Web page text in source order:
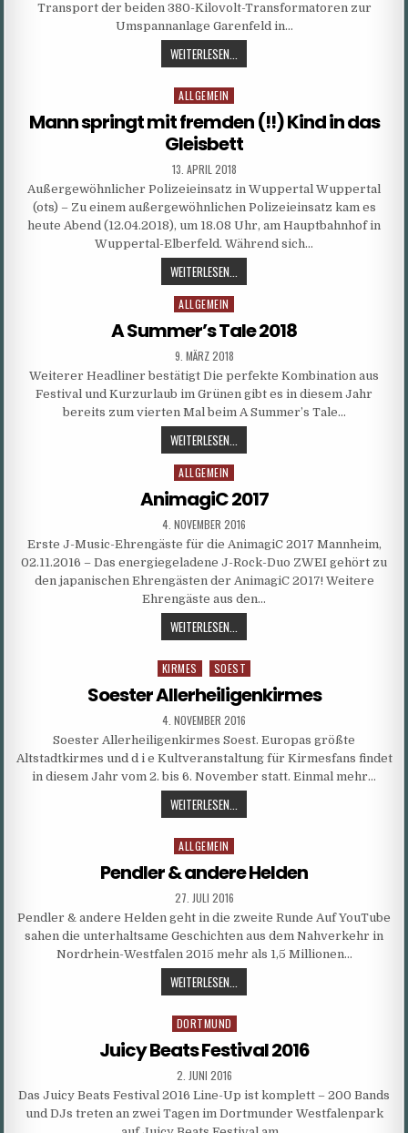
Transport der beiden 380-Kilovolt-Transformatoren zur
Umspannanlage Garenfeld in…
WEITERLESEN...
TRANSPORT
ISERLOHN
NACH
HAGEN
Posted
in
ALLGEMEIN
Mann springt mit fremden (!!) Kind in das
Gleisbett
PUBLISHED
DATE:
13. APRIL 2018
Außergewöhnlicher Polizeieinsatz in Wuppertal Wuppertal
(ots) – Zu einem außergewöhnlichen Polizeieinsatz kam es
heute Abend (12.04.2018), um 18.08 Uhr, am Hauptbahnhof in
Wuppertal-Elberfeld. Während sich…
WEITERLESEN...
SPRINGT
FREMDEN
IN
DAS
GLEISBETT
Posted
ALLGEMEIN
A Summer’s Tale 2018
PUBLISHED
DATE:
9. MÄRZ 2018
Weiterer Headliner bestätigt Die perfekte Kombination aus
Festival und Kurzurlaub im Grünen gibt es in diesem Jahr
bereits zum vierten Mal beim A Summer’s Tale…
WEITERLESEN...
SUMMER’S
2018
Posted
ALLGEMEIN
AnimagiC 2017
PUBLISHED
DATE:
4. NOVEMBER 2016
Erste J-Music-Ehrengäste für die AnimagiC 2017 Mannheim,
02.11.2016 – Das energiegeladene J-Rock-Duo ZWEI gehört zu
den japanischen Ehrengästen der AnimagiC 2017! Weitere
Ehrengäste aus den…
WEITERLESEN...
2017
Posted
in
KIRMES SOEST
Soester Allerheiligenkirmes
PUBLISHED
DATE:
4. NOVEMBER 2016
Soester Allerheiligenkirmes Soest. Europas größte
Altstadtkirmes und d i e Kultveranstaltung für Kirmesfans findet
in diesem Jahr vom 2. bis 6. November statt. Einmal mehr…
WEITERLESEN...
ALLERHEILIGENKIRMES
Posted
in
ALLGEMEIN
Pendler & andere Helden
PUBLISHED
DATE:
27. JULI 2016
Pendler & andere Helden geht in die zweite Runde Auf YouTube
sahen die unterhaltsame Geschichten aus dem Nahverkehr in
Nordrhein-Westfalen 2015 mehr als 1,5 Millionen…
WEITERLESEN...
&
Posted
DORTMUND
Juicy Beats Festival 2016
PUBLISHED
DATE:
2. JUNI 2016
Das Juicy Beats Festival 2016 Line-Up ist komplett – 200 Bands
und DJs treten an zwei Tagen im Dortmunder Westfalenpark